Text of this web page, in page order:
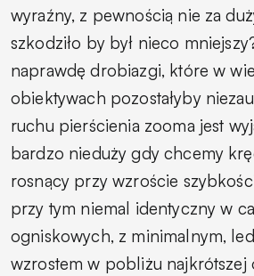
wyraźny, z pewnością nie za
szkodziło by był nieco
naprawdę drobiazgi, które w
obiektywach pozostałyby
ruchu pierścienia zooma jest
bardzo nieduży gdy chcemy
rosnący przy wzroście
przy tym niemal identyczny w
ogniskowych, z minimalnym,
wzrostem w pobliżu najkrótszej